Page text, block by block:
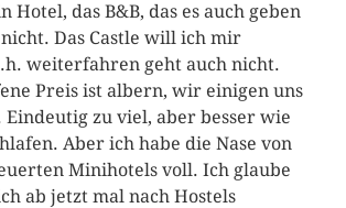
Hotel, das B&B, das es auch geben
Das Castle will ich mir
weiterfahren geht auch nicht.
Preis ist albern, wir einigen uns
Eindeutig zu viel, aber besser wie
Aber ich habe die Nase von
Minihotels voll. Ich glaube
ab jetzt mal nach Hostels